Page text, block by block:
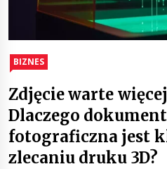
BIZNES
Zdjęcie warte
Dlaczego
fotograficzna jest
zlecaniu druku 3D?